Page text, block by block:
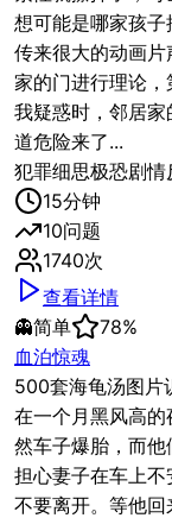
想可能是哪家孩
传来很大的动画
家的门进行理论
我疑惑时，邻居
道危险来了...
犯罪细思极恐剧情
15分钟
10问题
1740次
查看详情
👻简单 78%
血泊惊魂
500套海龟汤图片
在一个月黑风高
然车子爆胎，而
担心妻子在车上
不要离开。等他